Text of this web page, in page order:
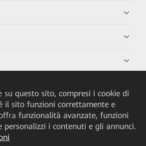
App
su questo sito, compresi i cookie di
il sito funzioni correttamente e
funzionalità avanzate, funzioni
personalizzi i contenuti e gli annunci.